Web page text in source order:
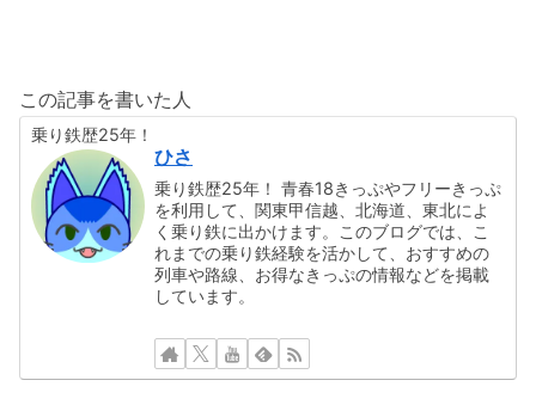
この記事を書いた人
乗り鉄歴25年！
ひさ
乗り鉄歴25年！ 青春18きっぷやフリーきっぷ
を利用して、関東甲信越、北海道、東北によ
く乗り鉄に出かけます。このブログでは、こ
れまでの乗り鉄経験を活かして、おすすめの
列車や路線、お得なきっぷの情報などを掲載
しています。